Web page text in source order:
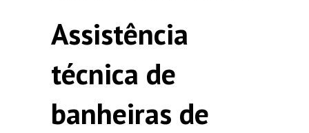
Assistência
técnica de
banheiras de